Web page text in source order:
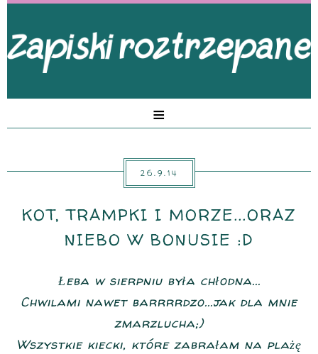
≡
26.9.14
KOT, TRAMPKI I MORZE...ORAZ
NIEBO W BONUSIE :D
Łeba w sierpniu była chłodna...
Chwilami nawet barrrrdzo...jak dla mnie
zmarzlucha;)
Wszystkie kiecki, które zabrałam na plażę